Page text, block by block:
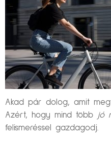
Akad pár dolog, amit
Azért, hogy mind több jó
felismeréssel gazdagodj.